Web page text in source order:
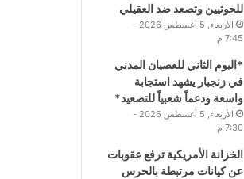
للحوثيين وتصعد ضد العقيلي
الأربعاء, 5 أغسطس 2026 -
7:45 م
*اليوم الثاني للعصيان المدني
في زنجبار يشهد استجابة
واسعة ودعماً شعبياً للتصعيد*
الأربعاء, 5 أغسطس 2026 -
7:30 م
الخزانة الأمريكية ترفع عقوبات
عن كيانات مرتبطة بالحرس